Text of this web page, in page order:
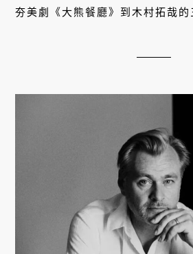
夯美劇《大熊餐廳》到木村拓哉的